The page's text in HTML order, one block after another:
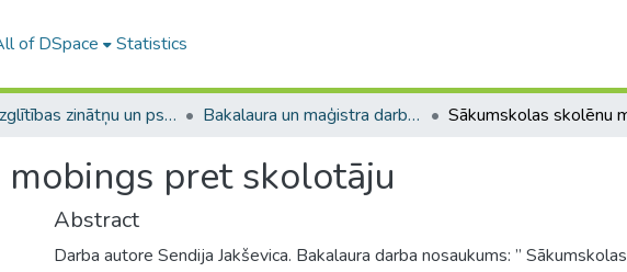
of DSpace Statistics
A -- Izglītības zinātņu un psiholoģijas fakultāte / Faculty of Education Sciences and Psychology Bakalaura un maģistra darbi (PPMF) / Bachelor's and Master's theses
pret skolotāju
Abstract
Darba autore Sendija Jakševica. Bakalaura darba nosaukums: ” Sākumskolas